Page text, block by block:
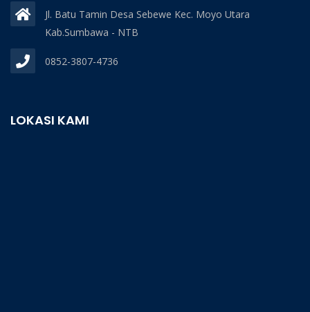
Jl. Batu Tamin Desa Sebewe Kec. Moyo Utara
Kab.Sumbawa - NTB
0852-3807-4736
LOKASI KAMI